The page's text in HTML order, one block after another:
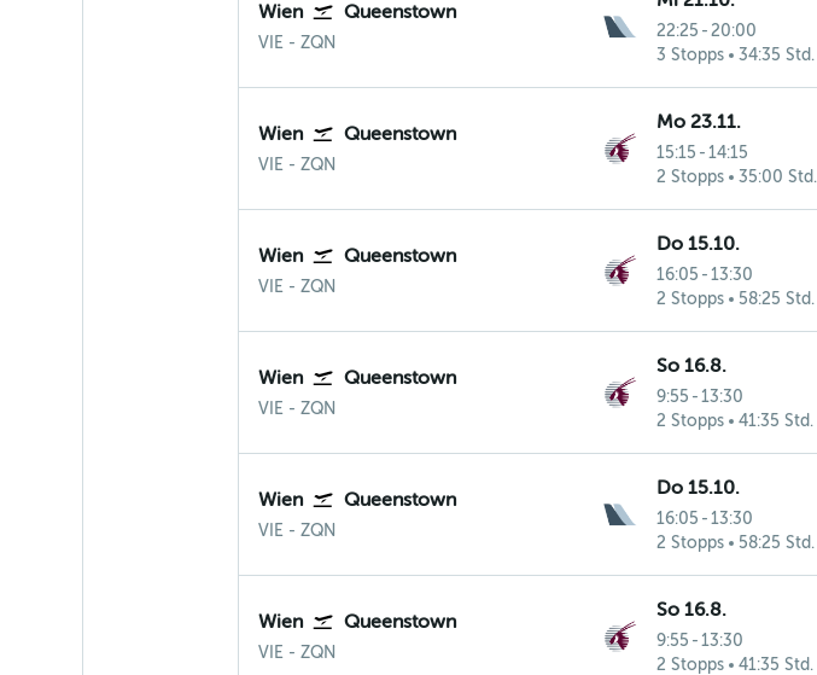
Wien Queenstown
VIE Wien-Schwechat
- ZQN
22:25 - 20:00
3 Stopps
34:35 Std.
Wien Queenstown
VIE Wien-Schwechat
- ZQN
Mo 23.11.
15:15 - 14:15
2 Stopps
35:00 Std.
Wien Queenstown
VIE Wien-Schwechat
- ZQN
Do 15.10.
16:05 - 13:30
2 Stopps
58:25 Std.
Wien Queenstown
VIE Wien-Schwechat
- ZQN
So 16.8.
9:55 - 13:30
2 Stopps
41:35 Std.
Wien Queenstown
VIE Wien-Schwechat
- ZQN
Do 15.10.
16:05 - 13:30
2 Stopps
58:25 Std.
Wien Queenstown
VIE Wien-Schwechat
- ZQN
So 16.8.
9:55 - 13:30
2 Stopps
41:35 Std.